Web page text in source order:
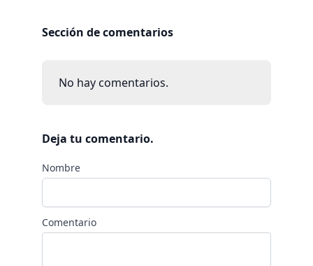
Sección de comentarios
No hay comentarios.
Deja tu comentario.
Nombre
Comentario